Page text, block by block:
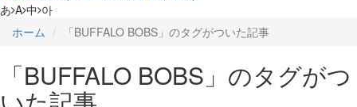
あ A 中 아
ホーム
「BUFFALO BOBS」のタグがついた記事
「BUFFALO BOBS」のタグがつ